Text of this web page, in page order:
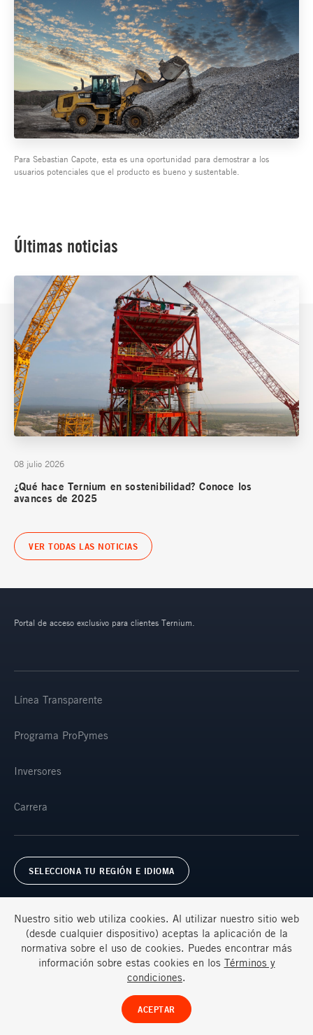
Para Sebastian Capote, esta es una oportunidad para demostrar a los
usuarios potenciales que el producto es bueno y sustentable.
Últimas noticias
08 julio 2026
¿Qué hace Ternium en sostenibilidad? Conoce los
avances de 2025
VER TODAS LAS NOTICIAS
Portal de acceso exclusivo para clientes Ternium.
Línea Transparente
Programa ProPymes
Inversores
Carrera
SELECCIONA TU REGIÓN E IDIOMA
Términos y condiciones Preguntas frecuentes
Nuestro sitio web utiliza cookies. Al utilizar nuestro sitio web
(desde cualquier dispositivo) aceptas la aplicación de la
normativa sobre el uso de cookies. Puedes encontrar más
información sobre estas cookies en los Términos y
condiciones.
ACEPTAR